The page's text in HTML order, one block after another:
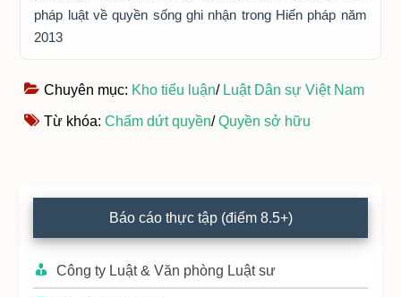
pháp luật về quyền sống ghi nhận trong Hiến pháp năm
2013
Chuyên mục: Kho tiểu luận/ Luật Dân sự Việt Nam
Từ khóa:Chấm dứt quyền/Quyền sở hữu
Primary
Sidebar
Báo cáo thực tập (điểm 8.5+)
Công ty Luật & Văn phòng Luật sư